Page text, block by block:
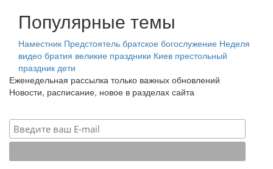
Популярные темы
Наместник Предстоятель братское богослужение Неделя
видео братия великие праздники Киев престольный
праздник дети
Еженедельная рассылка только важных обновлений
Новости, расписание, новое в разделах сайта